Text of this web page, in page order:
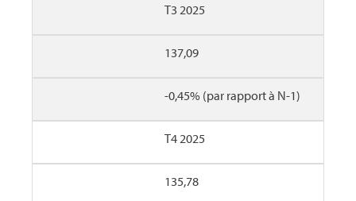
T3 2025
137,09
-0,45% (par rapport à N-1)
T4 2025
135,78